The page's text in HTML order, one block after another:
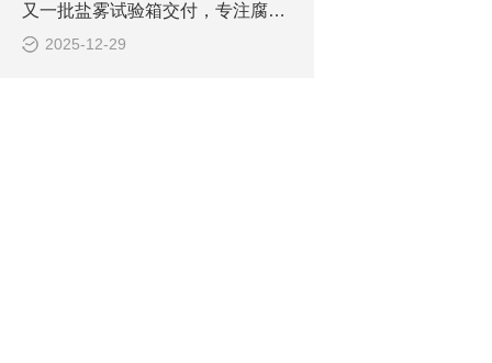
又一批盐雾试验箱交付，专注腐蚀测试的可靠伙伴
2025-12-29